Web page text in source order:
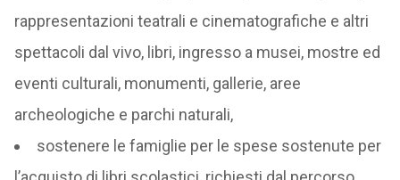
rappresentazioni teatrali e cinematografiche e altri
spettacoli dal vivo, libri, ingresso a musei, mostre ed
eventi culturali, monumenti, gallerie, aree
archeologiche e parchi naturali,
sostenere le famiglie per le spese sostenute per